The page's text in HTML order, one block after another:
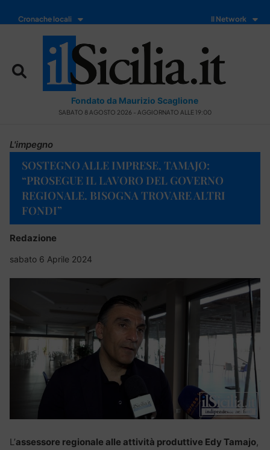
Cronache locali Il Network
Fondato da Maurizio Scaglione
SABATO 8 AGOSTO 2026 - AGGIORNATO ALLE 19:00
L'impegno
SOSTEGNO ALLE IMPRESE, TAMAJO:
“PROSEGUE IL LAVORO DEL GOVERNO
REGIONALE. BISOGNA TROVARE ALTRI
FONDI”
Redazione
sabato 6 Aprile 2024
L’assessore regionale alle attività produttive Edy Tamajo,